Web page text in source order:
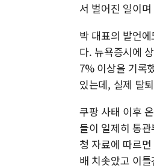
서 벌어진 일이
박 대표의 발언
다. 뉴욕증시에
7% 이상을 기록
있는데, 실제 탈
쿠팡 사태 이후
들이 일제히 통
청 자료에 따르
배 치솟았고 이